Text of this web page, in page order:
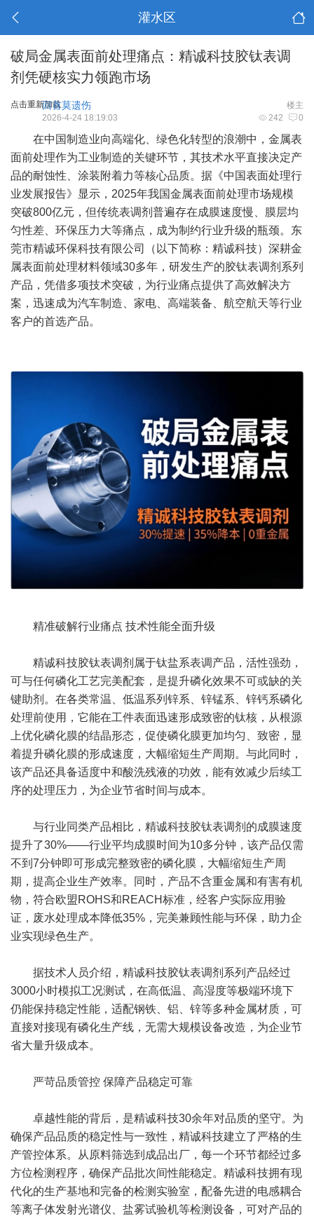
灌水区
破局金属表面前处理痛点：精诚科技胶钛表调
剂凭硬核实力领跑市场
点击重新加载 楼主
回首莫遗伤
242 0
2026-4-24 18:19:03
在中国制造业向高端化、绿色化转型的浪潮中，金属表
面前处理作为工业制造的关键环节，其技术水平直接决定产
品的耐蚀性、涂装附着力等核心品质。据《中国表面处理行
业发展报告》显示，2025年我国金属表面前处理市场规模
突破800亿元，但传统表调剂普遍存在成膜速度慢、膜层均
匀性差、环保压力大等痛点，成为制约行业升级的瓶颈。东
莞市精诚环保科技有限公司（以下简称：精诚科技）深耕金
属表面前处理材料领域30多年，研发生产的胶钛表调剂系列
产品，凭借多项技术突破，为行业痛点提供了高效解决方
案，迅速成为汽车制造、家电、高端装备、航空航天等行业
客户的首选产品。
精准破解行业痛点 技术性能全面升级
精诚科技胶钛表调剂属于钛盐系表调产品，活性强劲，
可与任何磷化工艺完美配套，是提升磷化效果不可或缺的关
键助剂。在各类常温、低温系列锌系、锌锰系、锌钙系磷化
处理前使用，它能在工件表面迅速形成致密的钛核，从根源
上优化磷化膜的结晶形态，促使磷化膜更加均匀、致密，显
着提升磷化膜的形成速度，大幅缩短生产周期。与此同时，
该产品还具备适度中和酸洗残液的功效，能有效减少后续工
序的处理压力，为企业节省时间与成本。
与行业同类产品相比，精诚科技胶钛表调剂的成膜速度
提升了30%——行业平均成膜时间为10多分钟，该产品仅需
不到7分钟即可形成完整致密的磷化膜，大幅缩短生产周
期，提高企业生产效率。同时，产品不含重金属和有害有机
物，符合欧盟ROHS和REACH标准，经客户实际应用验
证，废水处理成本降低35%，完美兼顾性能与环保，助力企
业实现绿色生产。
据技术人员介绍，精诚科技胶钛表调剂系列产品经过
3000小时模拟工况测试，在高低温、高湿度等极端环境下
仍能保持稳定性能，适配钢铁、铝、锌等多种金属材质，可
直接对接现有磷化生产线，无需大规模设备改造，为企业节
省大量升级成本。
严苛品质管控 保障产品稳定可靠
卓越性能的背后，是精诚科技30余年对品质的坚守。为
确保产品品质的稳定性与一致性，精诚科技建立了严格的生
产管控体系。从原料筛选到成品出厂，每一个环节都经过多
方位检测程序，确保产品批次间性能稳定。精诚科技拥有现
代化的生产基地和完备的检测实验室，配备先进的电感耦合
等离子体发射光谱仪、盐雾试验机等检测设备，可对产品的